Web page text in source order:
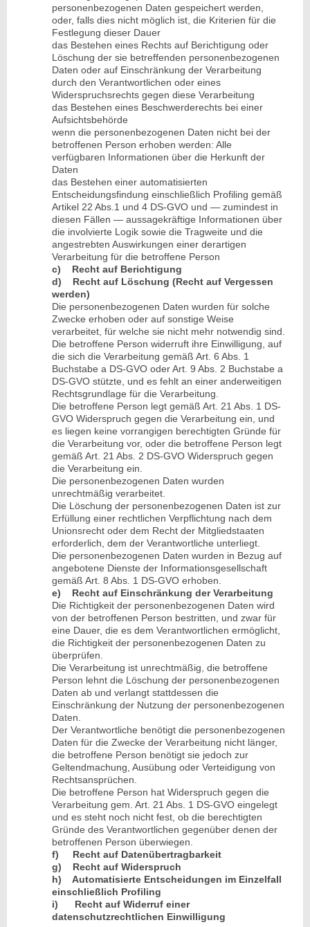
personenbezogenen Daten gespeichert werden,
oder, falls dies nicht möglich ist, die Kriterien für die
Festlegung dieser Dauer
das Bestehen eines Rechts auf Berichtigung oder
Löschung der sie betreffenden personenbezogenen
Daten oder auf Einschränkung der Verarbeitung
durch den Verantwortlichen oder eines
Widerspruchsrechts gegen diese Verarbeitung
das Bestehen eines Beschwerderechts bei einer
Aufsichtsbehörde
wenn die personenbezogenen Daten nicht bei der
betroffenen Person erhoben werden: Alle
verfügbaren Informationen über die Herkunft der
Daten
das Bestehen einer automatisierten
Entscheidungsfindung einschließlich Profiling gemäß
Artikel 22 Abs.1 und 4 DS-GVO und — zumindest in
diesen Fällen — aussagekräftige Informationen über
die involvierte Logik sowie die Tragweite und die
angestrebten Auswirkungen einer derartigen
Verarbeitung für die betroffene Person
c) Recht auf Berichtigung
d) Recht auf Löschung (Recht auf Vergessen
werden)
Die personenbezogenen Daten wurden für solche
Zwecke erhoben oder auf sonstige Weise
verarbeitet, für welche sie nicht mehr notwendig sind.
Die betroffene Person widerruft ihre Einwilligung, auf
die sich die Verarbeitung gemäß Art. 6 Abs. 1
Buchstabe a DS-GVO oder Art. 9 Abs. 2 Buchstabe a
DS-GVO stützte, und es fehlt an einer anderweitigen
Rechtsgrundlage für die Verarbeitung.
Die betroffene Person legt gemäß Art. 21 Abs. 1 DS-
GVO Widerspruch gegen die Verarbeitung ein, und
es liegen keine vorrangigen berechtigten Gründe für
die Verarbeitung vor, oder die betroffene Person legt
gemäß Art. 21 Abs. 2 DS-GVO Widerspruch gegen
die Verarbeitung ein.
Die personenbezogenen Daten wurden
unrechtmäßig verarbeitet.
Die Löschung der personenbezogenen Daten ist zur
Erfüllung einer rechtlichen Verpflichtung nach dem
Unionsrecht oder dem Recht der Mitgliedstaaten
erforderlich, dem der Verantwortliche unterliegt.
Die personenbezogenen Daten wurden in Bezug auf
angebotene Dienste der Informationsgesellschaft
gemäß Art. 8 Abs. 1 DS-GVO erhoben.
e) Recht auf Einschränkung der Verarbeitung
Die Richtigkeit der personenbezogenen Daten wird
von der betroffenen Person bestritten, und zwar für
eine Dauer, die es dem Verantwortlichen ermöglicht,
die Richtigkeit der personenbezogenen Daten zu
überprüfen.
Die Verarbeitung ist unrechtmäßig, die betroffene
Person lehnt die Löschung der personenbezogenen
Daten ab und verlangt stattdessen die
Einschränkung der Nutzung der personenbezogenen
Daten.
Der Verantwortliche benötigt die personenbezogenen
Daten für die Zwecke der Verarbeitung nicht länger,
die betroffene Person benötigt sie jedoch zur
Geltendmachung, Ausübung oder Verteidigung von
Rechtsansprüchen.
Die betroffene Person hat Widerspruch gegen die
Verarbeitung gem. Art. 21 Abs. 1 DS-GVO eingelegt
und es steht noch nicht fest, ob die berechtigten
Gründe des Verantwortlichen gegenüber denen der
betroffenen Person überwiegen.
f) Recht auf Datenübertragbarkeit
g) Recht auf Widerspruch
h) Automatisierte Entscheidungen im Einzelfall
einschließlich Profiling
i) Recht auf Widerruf einer
datenschutzrechtlichen Einwilligung